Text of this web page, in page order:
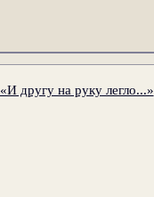
«И другу на руку легло...»